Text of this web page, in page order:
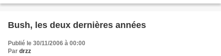
Bush, les deux dernières années
Publié le 30/11/2006 à 00:00
Par drzz